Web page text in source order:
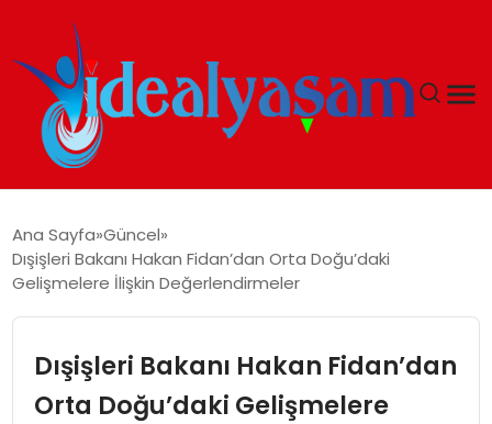
GÜNDEM
İDEAL YAŞAM
Ana Sayfa Güncel
Dışişleri Bakanı Hakan Fidan’dan Orta Doğu’daki
Gelişmelere İlişkin Değerlendirmeler
Dışişleri Bakanı Hakan Fidan’dan
Orta Doğu’daki Gelişmelere